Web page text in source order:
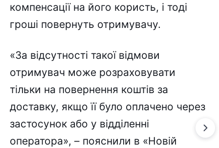
компенсації на його користь, і тоді
гроші повернуть отримувачу.
«За відсутності такої відмови
отримувач може розраховувати
тільки на повернення коштів за
доставку, якщо її було оплачено через
застосунок або у відділенні
оператора», – пояснили в «Новій